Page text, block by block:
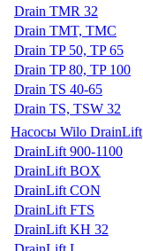
Drain TMR 32
Drain TMT, TMC
Drain TP 50, TP 65
Drain TP 80, TP 100
Drain TS 40-65
Drain TS, TSW 32
Насосы Wilo DrainLift
DrainLift 900-1100
DrainLift BOX
DrainLift CON
DrainLift FTS
DrainLift KH 32